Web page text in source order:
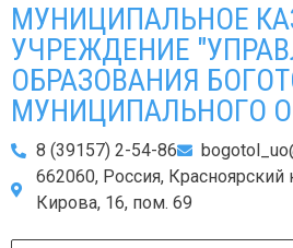
МУНИЦИПАЛЬНОЕ
УЧРЕЖДЕНИЕ
ОБРАЗОВАНИЯ
МУНИЦИПАЛЬНОГО
8 (39157) 2-54-86
662060, Россия, Красноярский
Кирова, 16, пом. 69